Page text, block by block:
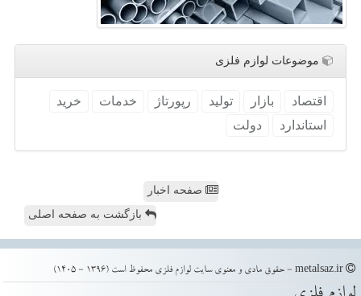
موضوعات لوازم فلزی
اقتصاد بازار تولید رپورتاژ خدمات
خرید
استاندارد
دولت
صفحه اخبار
بازگشت به صفحه اصلی